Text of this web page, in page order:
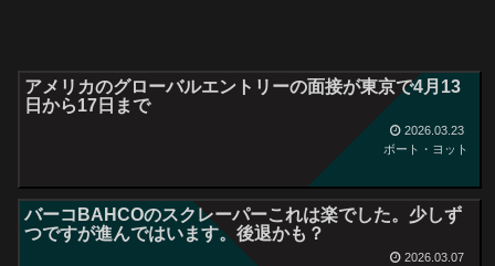
アメリカのグローバルエントリーの面接が東京で4月13
日から17日まで
2026.03.23
ボート・ヨット
バーコBAHCOのスクレーパーこれは楽でした。少しず
つですが進んではいます。後退かも？
2026.03.07